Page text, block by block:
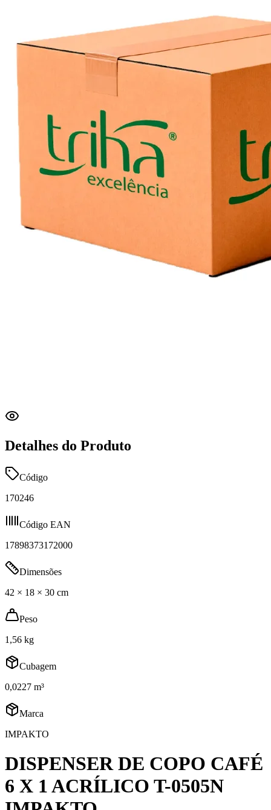
Detalhes do Produto
Código
170246
Código EAN
17898373172000
Dimensões
42 × 18 × 30 cm
Peso
1,56 kg
Cubagem
0,0227 m³
Marca
IMPAKTO
DISPENSER DE COPO CAFÉ
6 X 1 ACRÍLICO T-0505N